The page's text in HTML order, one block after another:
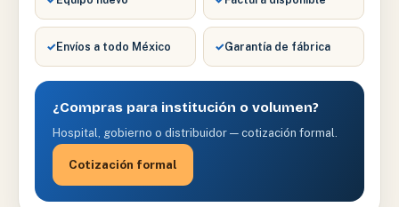
✓Envíos a todo México ✓Garantía de fábrica
¿Compras para institución o volumen?
Hospital, gobierno o distribuidor — cotización formal.
Cotización formal